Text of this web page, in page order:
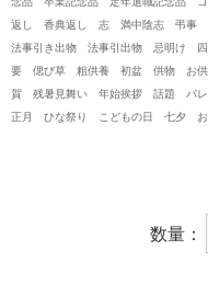
返し 香典返し 志 満中陰志 弔事
法事引き出物 法事引出物 忌明け
要 偲び草 粗供養 初盆 供物 お
賀 残暑見舞い 年始挨拶 話題 バレン
正月 ひな祭り こどもの日 七夕
数量：